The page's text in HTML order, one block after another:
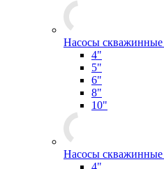
Насосы
4"
5"
6"
8"
10"
Насосы
4"